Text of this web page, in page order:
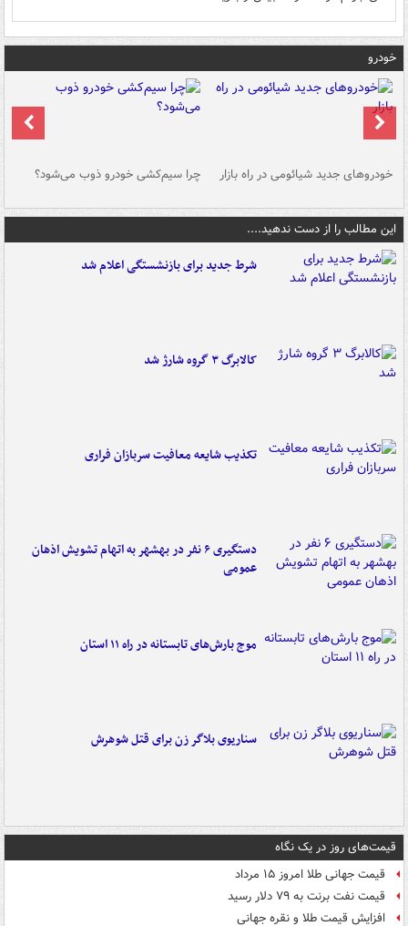
خودرو
خودروهای جدید شیائومی در راه بازار چرا سیم‌کشی خودرو ذوب می‌شود؟
این مطالب را از دست ندهید....
شرط جدید برای بازنشستگی اعلام شد
کالابرگ ۳ گروه شارژ شد
تکذیب شایعه معافیت سربازان فراری
دستگیری ۶ نفر در بهشهر به اتهام تشویش اذهان
عمومی
موج بارش‌های تابستانه در راه ۱۱ استان
سناریوی بلاگر زن برای قتل شوهرش
قیمت‌های روز در یک نگاه
قیمت جهانی طلا امروز ۱۵ مرداد
قیمت نفت برنت به ۷۹ دلار رسید
افزایش قیمت طلا و نقره جهانی